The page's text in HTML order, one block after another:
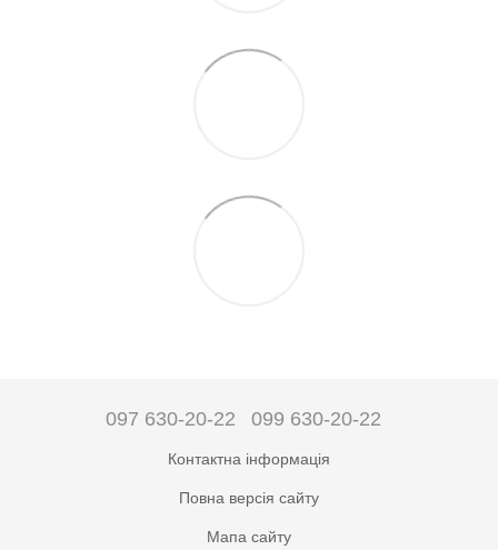
097 630-20-22 099 630-20-22
Контактна інформація
Повна версія сайту
Мапа сайту